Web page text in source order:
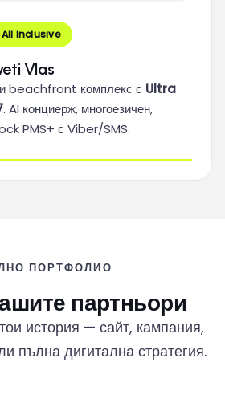
Inclusive
Vlas
beachfront комплекс с Ultra
. AI конциерж, многоезичен,
PMS+ с Viber/SMS.
ПОРТФОЛИО
партньори
история — сайт, кампания,
пълна дигитална стратегия.